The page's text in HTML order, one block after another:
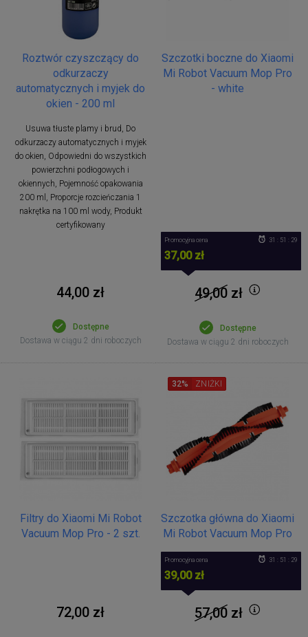
Roztwór czyszczący do
odkurzaczy
automatycznych i myjek do
okien - 200 ml
Usuwa tłuste plamy i brud, Do
odkurzaczy automatycznych i myjek
do okien, Odpowiedni do wszystkich
powierzchni podłogowych i
okiennych, Pojemność opakowania
200 ml, Proporcje rozcieńczania 1
nakrętka na 100 ml wody, Produkt
certyfikowany
44,00 zł
Dostępne
Dostawa w ciągu 2 dni roboczych
Szczotki boczne do Xiaomi
Mi Robot Vacuum Mop Pro
- white
Promocyjna cena
37,00 zł
31 : 51 : 29
49,00 zł
Dostępne
Dostawa w ciągu 2 dni roboczych
Filtry do Xiaomi Mi Robot
Vacuum Mop Pro - 2 szt.
72,00 zł
Szczotka główna do Xiaomi
Mi Robot Vacuum Mop Pro
32% ZNIŻKI
Promocyjna cena
39,00 zł
31 : 51 : 29
57,00 zł